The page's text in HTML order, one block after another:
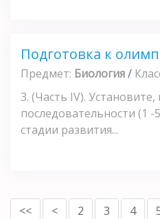
Подготовка к
Предмет: Биология/
3. (Часть IV). Установите,
последовательности (1 -
стадии развития...
<< < 2 3 4